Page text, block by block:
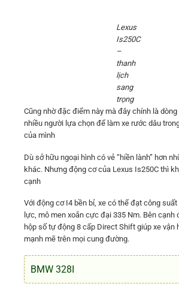
Lexus
Is250C
–
thanh
lịch
sang
trọng
Cũng nhờ đặc điểm này mà đây chính là
nhiều người lựa chọn để làm xe rước dâu
của mình
Dù sở hữu ngoại hình có vẻ “hiền lành” hơn
khác. Nhưng động cơ của Lexus Is250C thì
cạnh
Với động cơ I4 bền bỉ, xe có thể đạt công
lực, mô men xoắn cực đại 335 Nm. Bên cạnh
hộp số tự động 8 cấp Direct Shift giúp xe vận
mạnh mẽ trên mọi cung đường.
BMW 328I